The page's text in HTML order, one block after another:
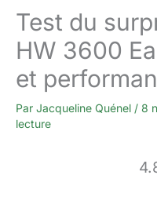
Test du
HW 3600
et
Par Jacqueline Quénel / 8
lecture